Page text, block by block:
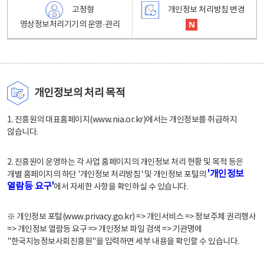
고정형
영상정보처리기기의 운영·관리
개인정보 처리방침 변경
개인정보의 처리 목적
1. 진흥원의 대표홈페이지(www.nia.or.kr)에서는 개인정보를 취급하지
않습니다.
2. 진흥원이 운영하는 각 사업 홈페이지의 개인정보 처리 현황 및 목적 등은
개별 홈페이지의 하단 '개인정보 처리방침' 및 개인정보 포털의 '개인정보
열람등 요구'에서 자세한 사항을 확인하실 수 있습니다.
※ 개인정보 포털(www.privacy.go.kr) => 개인서비스 => 정보주체 권리행사
=> 개인정보 열람등 요구 => 개인정보 파일 검색 => 기관명에
"한국지능정보사회진흥원"을 입력하면 세부 내용을 확인할 수 있습니다.